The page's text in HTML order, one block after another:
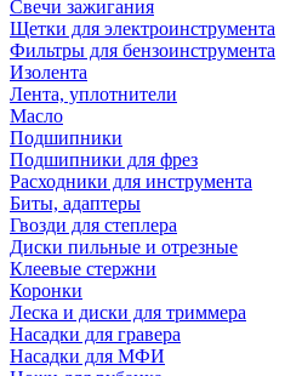
Свечи зажигания
Щетки для электроинструмента
Фильтры для бензоинструмента
Изолента
Лента, уплотнители
Масло
Подшипники
Подшипники для фрез
Расходники для инструмента
Биты, адаптеры
Гвозди для степлера
Диски пильные и отрезные
Клеевые стержни
Коронки
Леска и диски для триммера
Насадки для гравера
Насадки для МФИ